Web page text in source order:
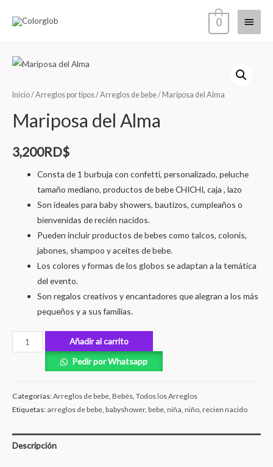
0
Inicio/Arreglos por tipos/Arreglos de bebe/ Mariposa del Alma
Mariposa del Alma
3,200RD$
Consta de 1 burbuja con confetti, personalizado, peluche
tamaño mediano, productos de bebe CHICHI, caja , lazo
Son ideales para baby showers, bautizos, cumpleaños o
bienvenidas de recién nacidos.
Pueden incluir productos de bebes como talcos, colonis,
jabones, shampoo y aceites de bebe.
Los colores y formas de los globos se adaptan a la temática
del evento.
Son regalos creativos y encantadores que alegran a los más
pequeños y a sus familias.
Añadir al carrito
Pedir por Whatsapp
Categorías:Arreglos de bebe Bebés Todos los Arreglos
Etiquetas: arreglos de bebe babyshower, bebe niña niño recien nacido
Descripción